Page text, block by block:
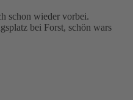
schon wieder vorbei.
bei Forst, schön wars